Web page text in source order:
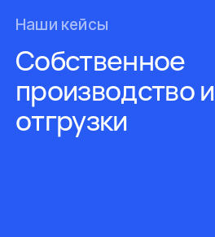
Наши кейсы
Собственное
производство и
отгрузки